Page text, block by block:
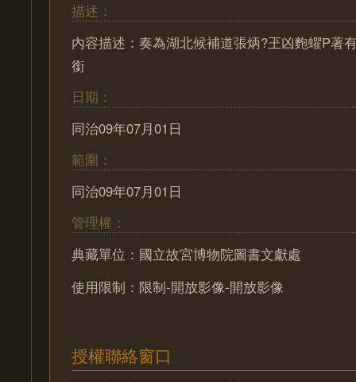
描述：
內容描述：奏為湖北候補道張炳?玊凶麭蠷P著
銜
日期：
同治09年07月01日
範圍：
同治09年07月01日
管理權：
典藏單位：國立故宮博物院圖書文獻處
使用限制：限制-開放影像-開放影像
授權聯絡窗口